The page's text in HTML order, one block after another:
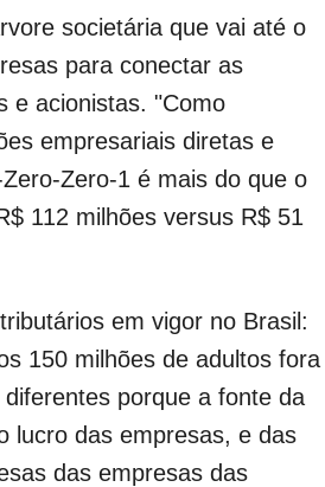
societária que vai até o
para conectar as
e acionistas. "Como
empresariais diretas e
Zero-1 é mais do que o
112 milhões versus R$ 51
em vigor no Brasil:
150 milhões de adultos fora
porque a fonte da
lucro das empresas, e das
das empresas das